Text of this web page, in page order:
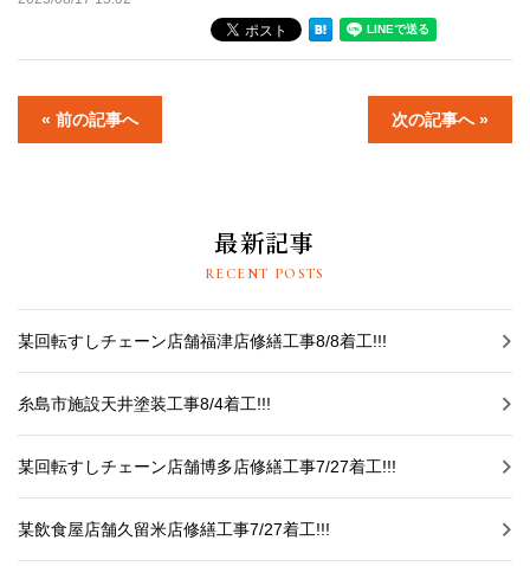
プライバシーポリシー
お知らせ
スタッフブログ
« 前の記事へ 次の記事へ »
最新記事
RECENT POSTS
某回転すしチェーン店舗福津店修繕工事8/8着工!!!
糸島市施設天井塗装工事8/4着工!!!
某回転すしチェーン店舗博多店修繕工事7/27着工!!!
某飲食屋店舗久留米店修繕工事7/27着工!!!